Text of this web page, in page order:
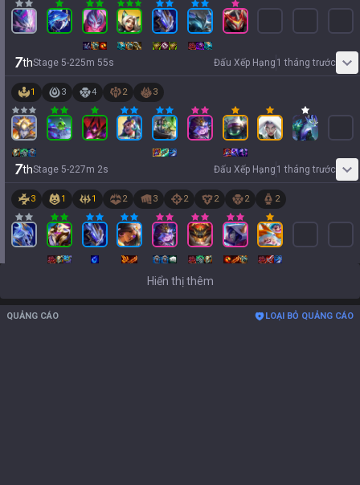
7thStage 5-225m 55s Đấu Xếp Hạng 1 tháng trước
1 3 4 2 3
7thStage 5-227m 2s Đấu Xếp Hạng 1 tháng trước
3 1 1 2 3 2 2 2 2
Hiển thị thêm
QUẢNG CÁO LOẠI BỎ QUẢNG CÁO